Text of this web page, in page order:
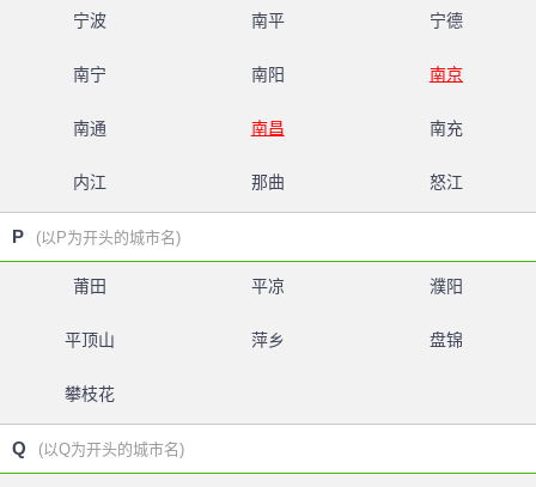
宁波 南平 宁德
南宁 南阳 南京
南通 南昌 南充
内江 那曲 怒江
P (以P为开头的城市名)
莆田 平凉 濮阳
平顶山 萍乡 盘锦
攀枝花
Q (以Q为开头的城市名)